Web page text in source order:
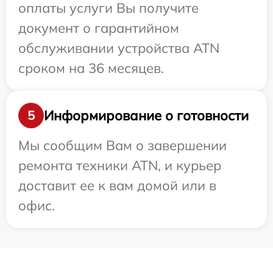
оплаты услуги Вы получите
документ о гарантийном
обслуживании устройства ATN
сроком на 36 месяцев.
5
Информирование о готовности
Мы сообщим Вам о завершении
ремонта техники ATN, и курьер
доставит ее к вам домой или в
офис.